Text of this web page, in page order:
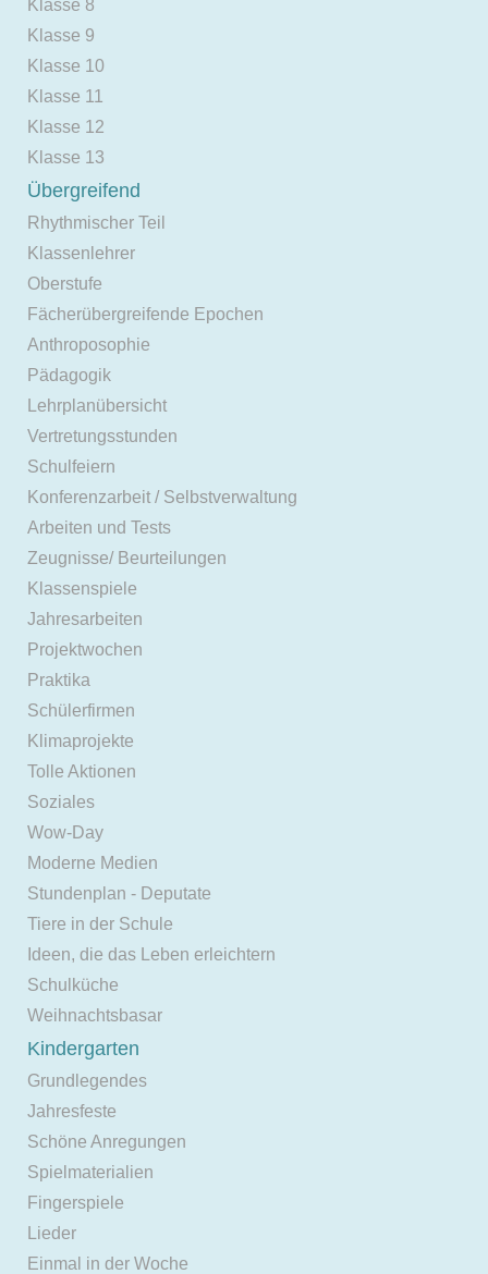
Klasse 8
Klasse 9
Klasse 10
Klasse 11
Klasse 12
Klasse 13
Übergreifend
Rhythmischer Teil
Klassenlehrer
Oberstufe
Fächerübergreifende Epochen
Anthroposophie
Pädagogik
Lehrplanübersicht
Vertretungsstunden
Schulfeiern
Konferenzarbeit / Selbstverwaltung
Arbeiten und Tests
Zeugnisse/ Beurteilungen
Klassenspiele
Jahresarbeiten
Projektwochen
Praktika
Schülerfirmen
Klimaprojekte
Tolle Aktionen
Soziales
Wow-Day
Moderne Medien
Stundenplan - Deputate
Tiere in der Schule
Ideen, die das Leben erleichtern
Schulküche
Weihnachtsbasar
Kindergarten
Grundlegendes
Jahresfeste
Schöne Anregungen
Spielmaterialien
Fingerspiele
Lieder
Einmal in der Woche